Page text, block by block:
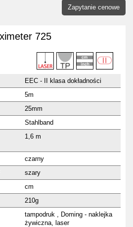
Zapytanie cenowe
725
EEC - II klasa dokładności
5m
25mm
Stahlband
1,6 m
czarny
szary
cm
210g
tampodruk , Doming - naklejka
żywiczna, laser